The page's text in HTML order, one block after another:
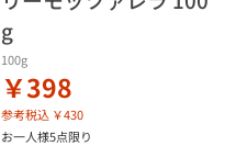
g
100g
￥398
参考税込 ￥430
お一人様5点限り